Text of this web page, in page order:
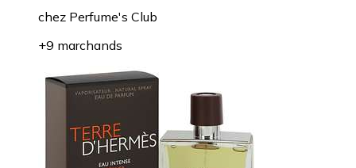
chez Perfume's Club
+9 marchands